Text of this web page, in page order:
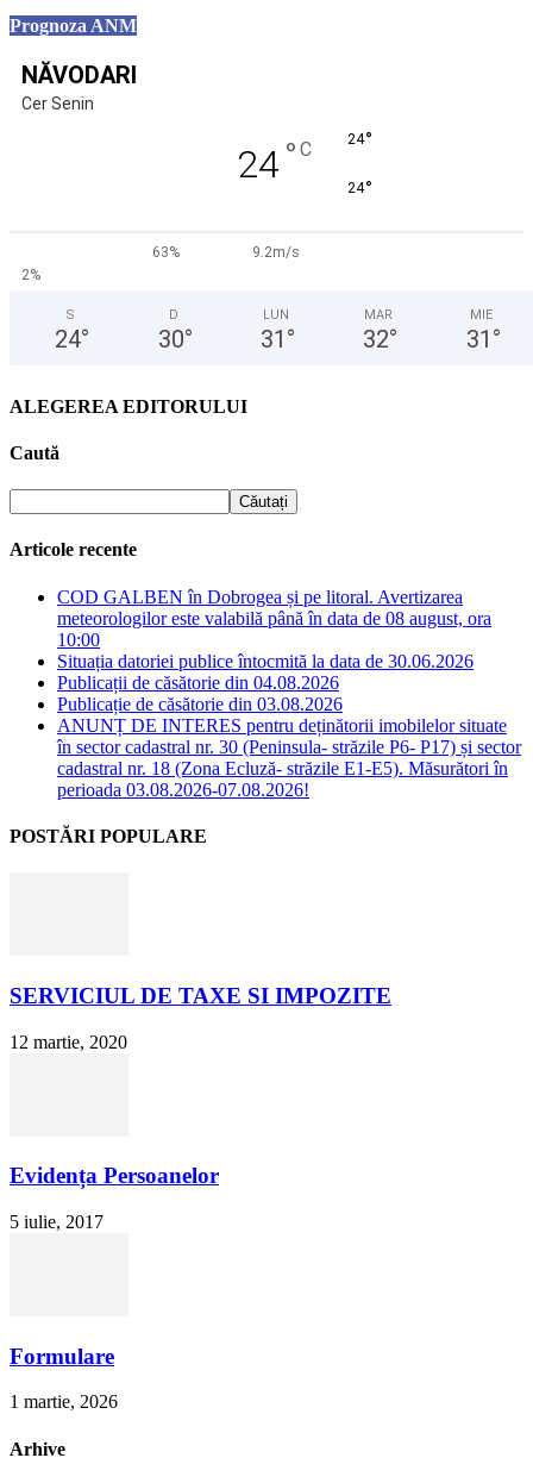
Prognoza ANM
NĂVODARI
Cer Senin
24 ° C 24°
24°
63%
9.2m/s
2%
S
24°
D
30°
LUN
31 °
MAR
32°
MIE
31 °
ALEGEREA EDITORULUI
Caută
Articole recente
COD GALBEN în Dobrogea și pe litoral. Avertizarea
meteorologilor este valabilă până în data de 08 august, ora
10:00
Situația datoriei publice întocmită la data de 30.06.2026
Publicații de căsătorie din 04.08.2026
Publicație de căsătorie din 03.08.2026
ANUNȚ DE INTERES pentru deținătorii imobilelor situate
în sector cadastral nr. 30 (Peninsula- străzile P6- P17) și sector
cadastral nr. 18 (Zona Ecluză- străzile E1-E5). Măsurători în
perioada 03.08.2026-07.08.2026!
POSTĂRI POPULARE
SERVICIUL DE TAXE SI IMPOZITE
12 martie, 2020
Evidența Persoanelor
5 iulie, 2017
Formulare
1 martie, 2026
Arhive